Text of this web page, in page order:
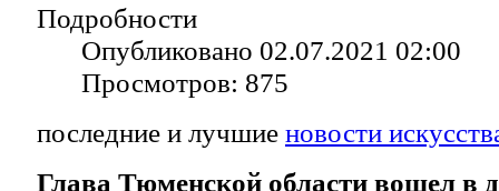
Подробности
Опубликовано 02.07.2021 02:00
Просмотров: 875
последние и лучшие новости
Глава Тюменской области вошел в